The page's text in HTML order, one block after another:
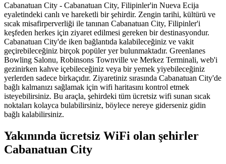
Cabanatuan City - Cabanatuan City, Filipinler'in Nueva Ecija
eyaletindeki canlı ve hareketli bir şehirdir. Zengin tarihi, kültürü ve
sıcak misafirperverliği ile tanınan Cabanatuan City, Filipinler'i
keşfeden herkes için ziyaret edilmesi gereken bir destinasyondur.
Cabanatuan City'de iken bağlantıda kalabileceğiniz ve vakit
geçirebileceğiniz birçok popüler yer bulunmaktadır. Greenlanes
Bowling Salonu, Robinsons Townville ve Merkez Terminali, web'i
gezinirken kahve içebileceğiniz veya bir yemek yiyebileceğiniz
yerlerden sadece birkaçıdır. Ziyaretiniz sırasında Cabanatuan City'de
bağlı kalmanızı sağlamak için wifi haritasını kontrol etmek
isteyebilirsiniz. Bu araçla, şehirdeki tüm ücretsiz wifi sunan sıcak
noktaları kolayca bulabilirsiniz, böylece nereye giderseniz gidin
bağlı kalabilirsiniz.
Yakınında ücretsiz WiFi olan şehirler
Cabanatuan City